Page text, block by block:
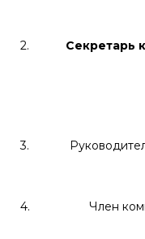
2. Секретарь
3.
4. Член